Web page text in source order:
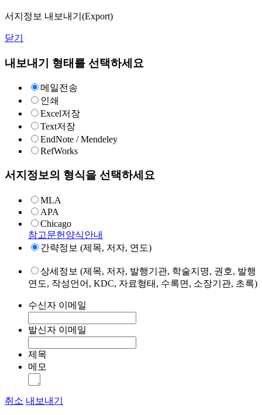
서지정보 내보내기(Export)
닫기
내보내기 형태를 선택하세요
메일전송
인쇄
Excel저장
Text저장
EndNote / Mendeley
RefWorks
서지정보의 형식을 선택하세요
MLA
APA
Chicago
참고문헌양식안내
간략정보 (제목, 저자, 연도)
상세정보 (제목, 저자, 발행기관, 학술지명, 권호, 발행
연도, 작성언어, KDC, 자료형태, 수록면, 소장기관, 초록)
수신자 이메일
발신자 이메일
제목
메모
취소 내보내기